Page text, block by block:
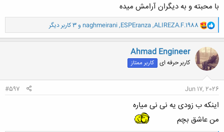
با محبته و به دیگران آرامش میده
و
ا
ک
ن
ش
ه
:
ALIREZA.F.1988
,
ESPEranza
,
naghmeirani و 3 کاربر دیگر
Ahmad Engineer
کاربر حرفه ای کاربر ممتاز
Jun 17, 2026
#597
اینکه ب زودی یه نی نی میاره
من عاشق بچم